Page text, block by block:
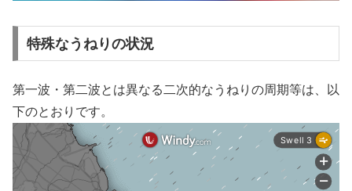
特殊なうねりの状況
第一波・第二波とは異なる二次的なうねりの周期等は、以
下のとおりです。